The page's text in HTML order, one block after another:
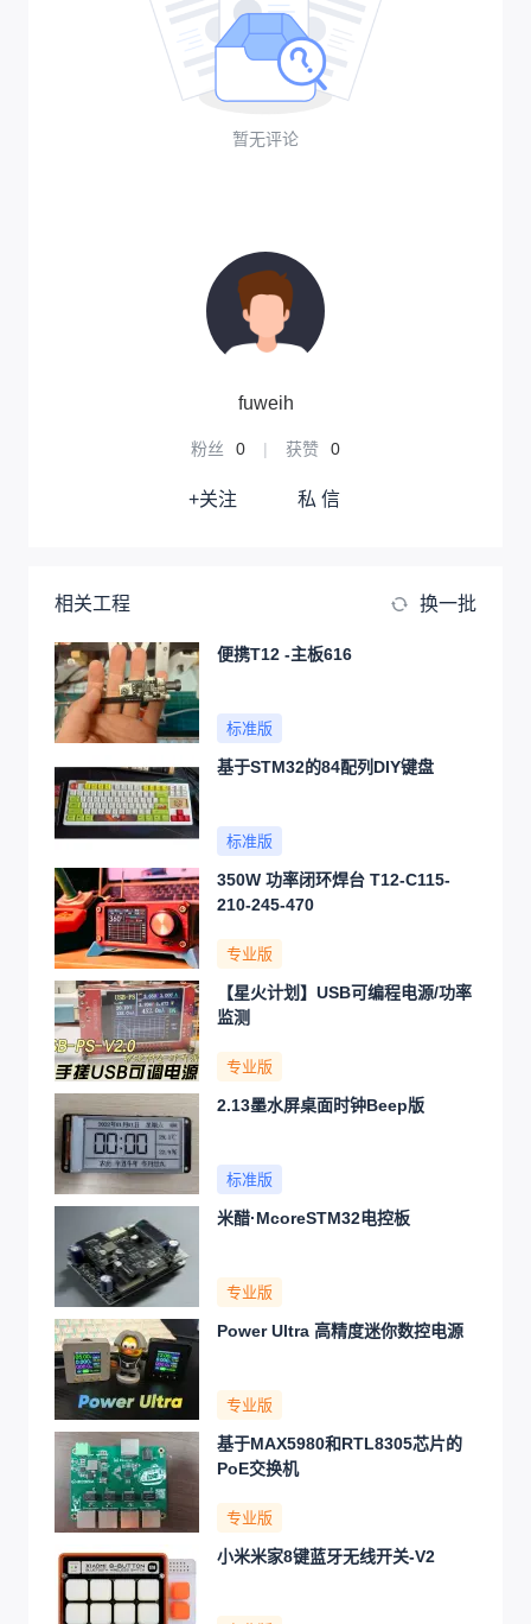
暂无评论
fuweih
粉丝 0 | 获赞 0
+关注 私 信
相关工程 换一批
便携T12 -主板616
标准版
基于STM32的84配列DIY键盘
标准版
350W 功率闭环焊台 T12-C115-
210-245-470
专业版
【星火计划】USB可编程电源/功率
监测
专业版
2.13墨水屏桌面时钟Beep版
标准版
米醋·McoreSTM32电控板
专业版
Power Ultra 高精度迷你数控电源
专业版
基于MAX5980和RTL8305芯片的
PoE交换机
专业版
小米米家8键蓝牙无线开关-V2